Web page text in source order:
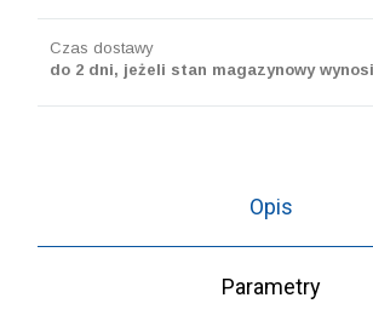
Czas dostawy
do 2 dni, jeżeli stan magazynowy
Opis
Parametry